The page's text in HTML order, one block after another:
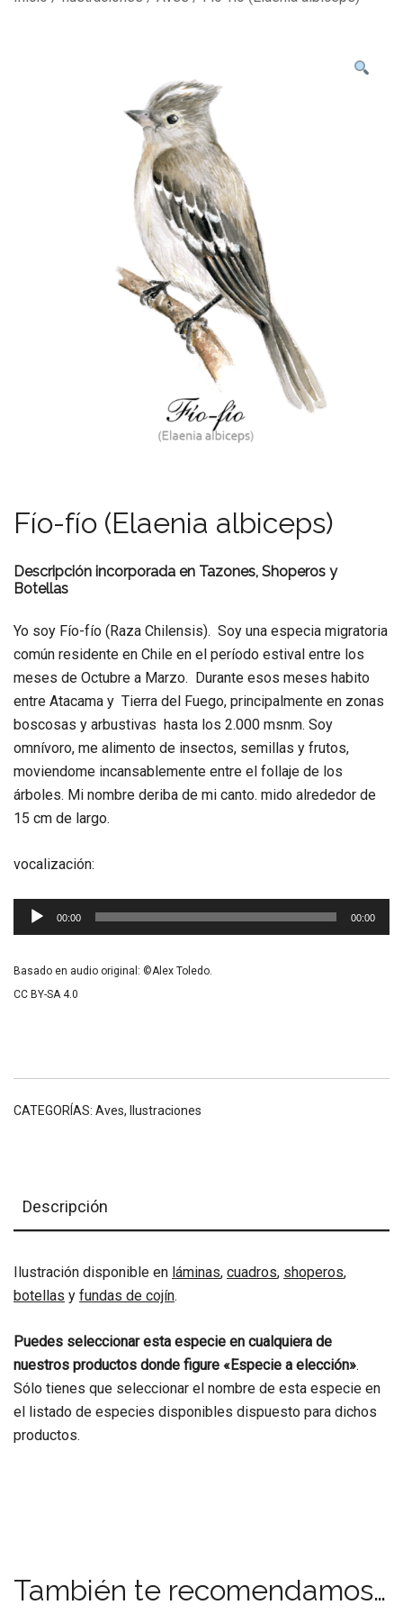
Fío-fío (Elaenia albiceps)
Descripción incorporada en Tazones, Shoperos y
Botellas
Yo soy Fío-fío (Raza Chilensis). Soy una especia migratoria
común residente en Chile en el período estival entre los
meses de Octubre a Marzo. Durante esos meses habito
entre Atacama y Tierra del Fuego, principalmente en zonas
boscosas y arbustivas hasta los 2.000 msnm. Soy
omnívoro, me alimento de insectos, semillas y frutos,
moviendome incansablemente entre el follaje de los
árboles. Mi nombre deriba de mi canto. mido alrededor de
15 cm de largo.
vocalización:
Reproductor
de
00:00 00:00
Basado en audio original: ©Alex Toledo.
CC BY-SA 4.0
CATEGORÍAS: Aves, Ilustraciones
Descripción
Ilustración disponible en láminas, cuadros, shoperos,
botellas y fundas de cojín.
Puedes seleccionar esta especie en cualquiera de
nuestros productos donde figure «Especie a elección».
Sólo tienes que seleccionar el nombre de esta especie en
el listado de especies disponibles dispuesto para dichos
productos.
También te recomendamos…